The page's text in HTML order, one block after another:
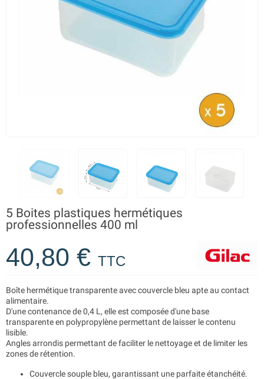
5 Boites plastiques hermétiques
professionnelles 400 ml
40,80 € TTC
Boîte hermétique transparente avec couvercle bleu apte au contact
alimentaire.
D'une contenance de 0,4 L, elle est composée d'une base
transparente en polypropylène permettant de laisser le contenu
lisible.
Angles arrondis permettant de faciliter le nettoyage et de limiter les
zones de rétention.
Couvercle souple bleu, garantissant une parfaite étanchéité.